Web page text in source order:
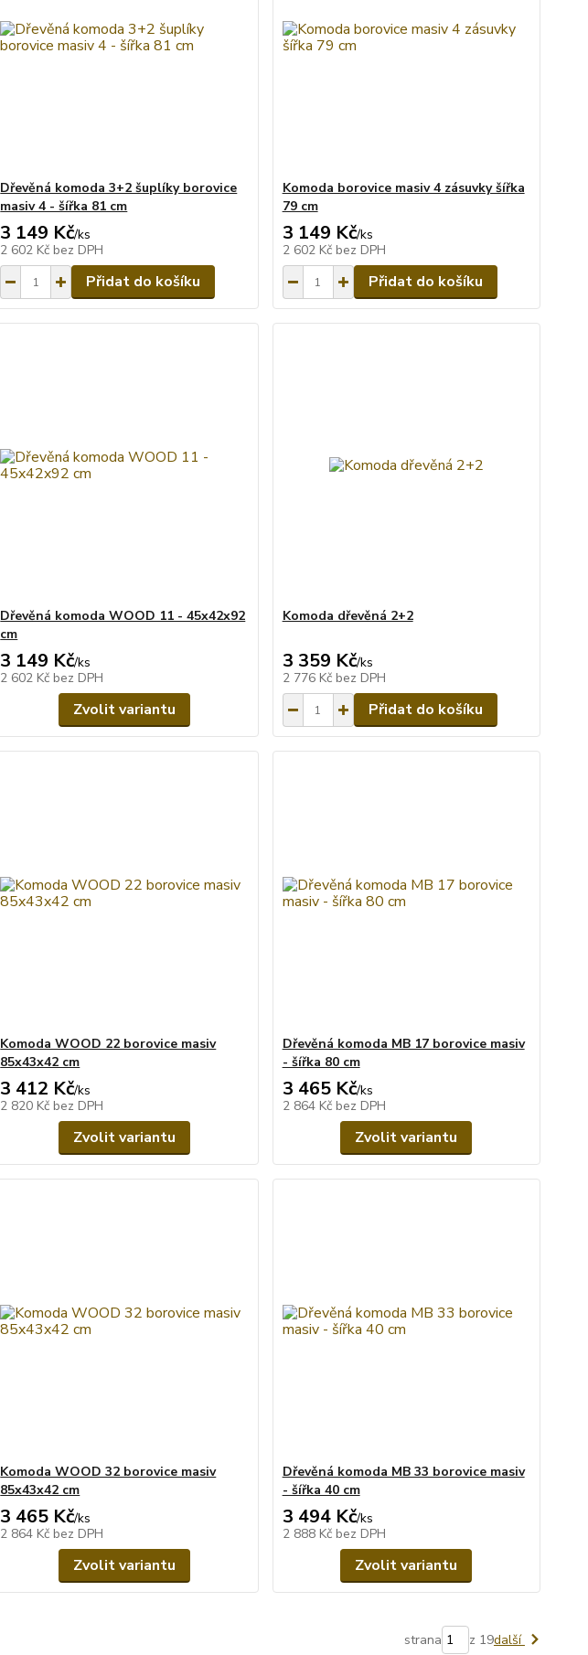
Dřevěná komoda 3+2 šuplíky borovice
masiv 4 - šířka 81 cm
3 149 Kč/ks
2 602 Kč bez DPH
Přidat do košíku
Komoda borovice masiv 4 zásuvky šířka
79 cm
3 149 Kč/ks
2 602 Kč bez DPH
Přidat do košíku
Dřevěná komoda WOOD 11 - 45x42x92
cm
3 149 Kč/ks
2 602 Kč bez DPH
Zvolit variantu
Komoda dřevěná 2+2
3 359 Kč/ks
2 776 Kč bez DPH
Přidat do košíku
Komoda WOOD 22 borovice masiv
85x43x42 cm
3 412 Kč/ks
2 820 Kč bez DPH
Zvolit variantu
Dřevěná komoda MB 17 borovice masiv
- šířka 80 cm
3 465 Kč/ks
2 864 Kč bez DPH
Zvolit variantu
Komoda WOOD 32 borovice masiv
85x43x42 cm
3 465 Kč/ks
2 864 Kč bez DPH
Zvolit variantu
Dřevěná komoda MB 33 borovice masiv
- šířka 40 cm
3 494 Kč/ks
2 888 Kč bez DPH
Zvolit variantu
strana z 19další